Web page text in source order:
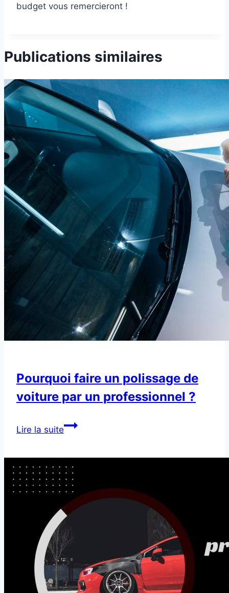
budget vous remercieront !
Publications similaires
Pourquoi faire un polissage de
voiture par un professionnel ?
Lire la suitePourquoi
polissage
de
voiture
par
un
professionnel
?